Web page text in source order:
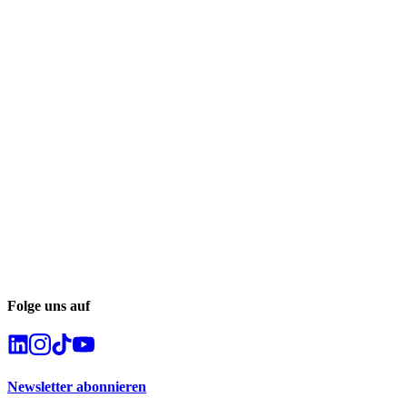
Folge uns auf
Newsletter abonnieren